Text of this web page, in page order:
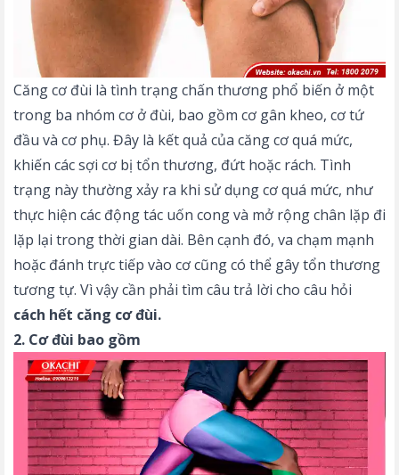
Căng cơ đùi là tình trạng chấn thương phổ biến ở một
trong ba nhóm cơ ở đùi, bao gồm cơ gân kheo, cơ tứ
đầu và cơ phụ. Đây là kết quả của căng cơ quá mức,
khiến các sợi cơ bị tổn thương, đứt hoặc rách. Tình
trạng này thường xảy ra khi sử dụng cơ quá mức, như
thực hiện các động tác uốn cong và mở rộng chân lặp đi
lặp lại trong thời gian dài. Bên cạnh đó, va chạm mạnh
hoặc đánh trực tiếp vào cơ cũng có thể gây tổn thương
tương tự. Vì vậy cần phải tìm câu trả lời cho câu hỏi
cách hết căng cơ đùi.
2. Cơ đùi bao gồm